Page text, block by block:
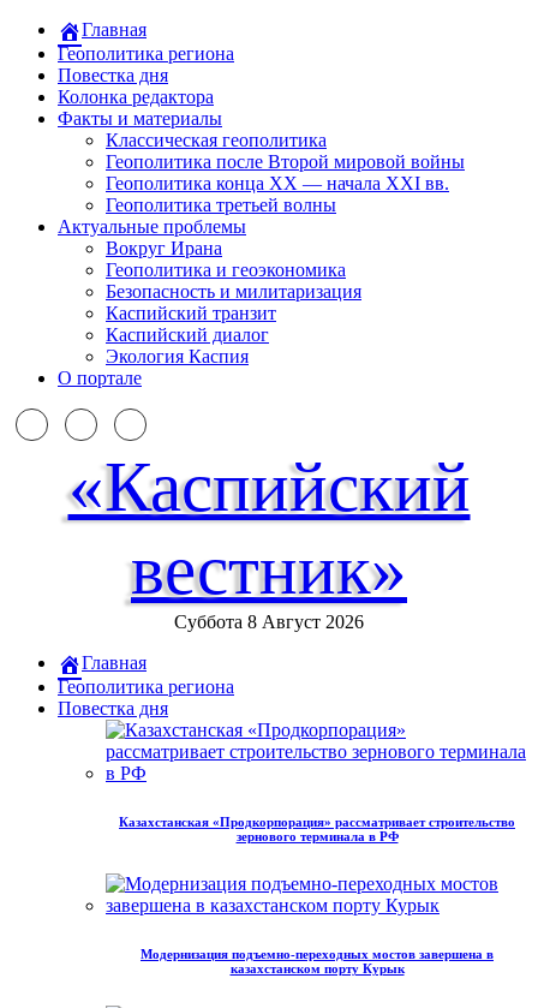
Главная
Геополитика региона
Повестка дня
Колонка редактора
Факты и материалы
Классическая геополитика
Геополитика после Второй мировой войны
Геополитика конца XX — начала XXI вв.
Геополитика третьей волны
Актуальные проблемы
Вокруг Ирана
Геополитика и геоэкономика
Безопасность и милитаризация
Каспийский транзит
Каспийский диалог
Экология Каспия
О портале
«Каспийский
вестник»
Суббота 8 Август 2026
Главная
Геополитика региона
Повестка дня
Казахстанская «Продкорпорация» рассматривает строительство
зернового терминала в РФ
Модернизация подъемно-переходных мостов завершена в
казахстанском порту Курык